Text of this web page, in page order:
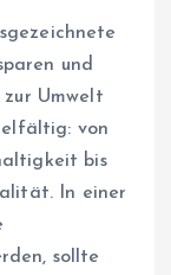
und
Umwelt
von
bis
In einer
sollte